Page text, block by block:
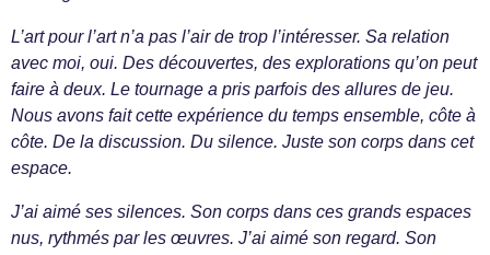
L’art pour l’art n’a pas l’air de trop l’intéresser. Sa relation
avec moi, oui. Des découvertes, des explorations qu’on peut
faire à deux. Le tournage a pris parfois des allures de jeu.
Nous avons fait cette expérience du temps ensemble, côte à
côte. De la discussion. Du silence. Juste son corps dans cet
espace.
J’ai aimé ses silences. Son corps dans ces grands espaces
nus, rythmés par les œuvres. J’ai aimé son regard. Son